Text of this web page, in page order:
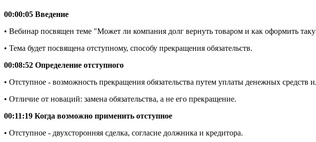
00:00:05 Введение
• Вебинар посвящен теме "Может ли компания долг вернуть товаром и как оформить
• Тема будет посвящена отступному, способу прекращения обязательств.
00:08:52 Определение отступного
• Отступное - возможность прекращения обязательства путем уплаты денежных средств
• Отличие от новаций: замена обязательства, а не его прекращение.
00:11:19 Когда возможно применить отступное
• Отступное - двухсторонняя сделка, согласие должника и кредитора.